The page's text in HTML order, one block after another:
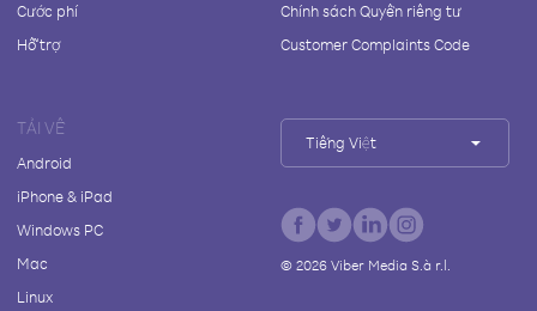
Cước phí
Hỗ trợ
Chính sách Quyền riêng tư
Customer Complaints Code
TẢI VỀ
Android
iPhone & iPad
Windows PC
Mac
Linux
Tiếng Việt
© 2026Viber Media S.à r.l.